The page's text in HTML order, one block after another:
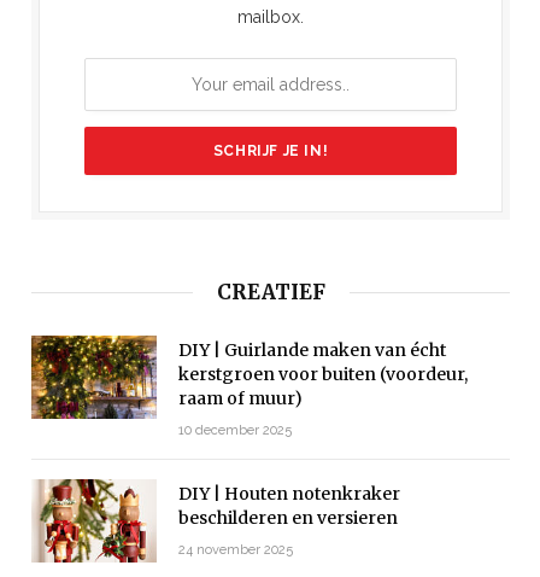
mailbox.
CREATIEF
DIY | Guirlande maken van écht
kerstgroen voor buiten (voordeur,
raam of muur)
10 december 2025
DIY | Houten notenkraker
beschilderen en versieren
24 november 2025